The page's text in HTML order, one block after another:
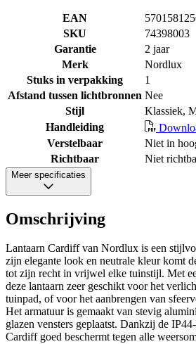
EAN
SKU
74398003
Garantie
2 jaar
Merk
Nordlux
Stuks in verpakking
1
Afstand tussen lichtbronnen Nee
Stijl
Klassiek,
Handleiding
Verstelbaar
Niet in
Richtbaar
Niet
Meer specificaties
Omschrijving
Lantaarn Cardiff van Nordlux is een
zijn elegante look en neutrale kleur komt
tot zijn recht in vrijwel elke tuinstijl. Met
deze lantaarn zeer geschikt voor het
tuinpad, of voor het aanbrengen van
Het armatuur is gemaakt van stevig
glazen vensters geplaatst. Dankzij de
Cardiff goed beschermt tegen alle